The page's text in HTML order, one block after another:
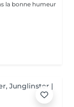
la bonne humeur